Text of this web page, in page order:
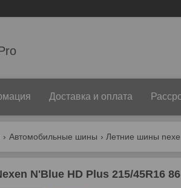
Доставка и оплата
Автомобильные шины Летние шины
N'Blue HD Plus 215/45R16